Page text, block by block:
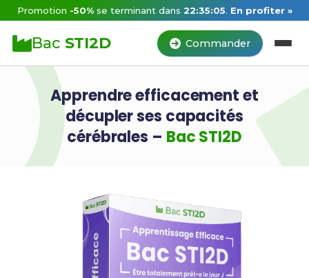
Promotion -50%se terminant dans 22:35:05. En profiter »
Bac STI2D Commander
Apprendre efficacement et
décupler ses capacités
cérébrales – Bac STI2D